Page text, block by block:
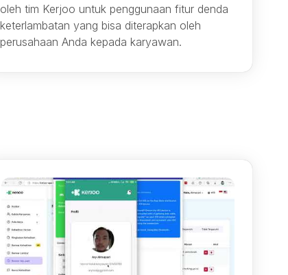
oleh tim Kerjoo untuk penggunaan fitur denda
keterlambatan yang bisa diterapkan oleh
perusahaan Anda kepada karyawan.